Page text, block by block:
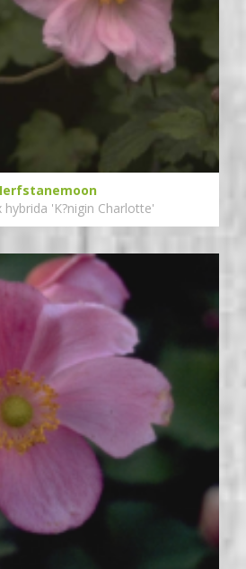
'K?nigin Charlotte'